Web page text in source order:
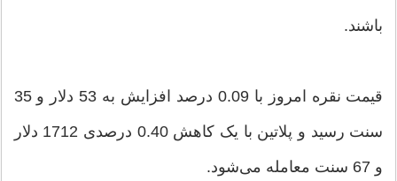
باشند.
قیمت نقره امروز با 0.09 درصد افزایش به 53 دلار و 35
سنت رسید و پلاتین با یک کاهش 0.40 درصدی 1712 دلار
و 67 سنت معامله می‌شود.